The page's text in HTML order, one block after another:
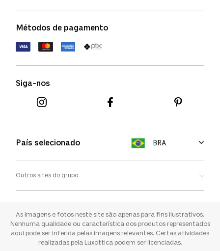
Política de garantia
FAQs
Política de devolução
Termos de uso
Métodos de pagamento
Siga-nos
País selecionado BRA
Outros sites do grupo
Ray-ban
Sunglass Hut
As imagens e fotos neste site são apenas para fins ilustrativos.
Nenhuma qualidade ou característica dos produtos representados
aqui pode ser inferida pelas imagens relevantes. Certas atividades
realizadas pela Luxottica podem ser licenciadas.